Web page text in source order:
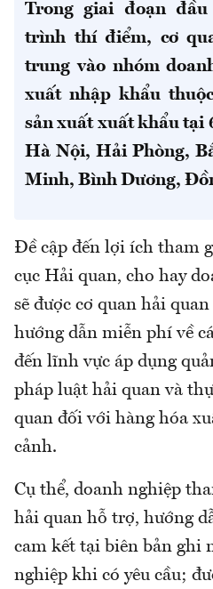
Trong giai đoạn
trình thí điểm, cơ
trung vào nhóm
xuất nhập khẩu
sản xuất xuất khẩu tại
Hà Nội, Hải Phòng,
Minh, Bình Dương,
Đề cập đến lợi ích tham
cục Hải quan, cho hay
sẽ được cơ quan hải
hướng dẫn miễn phí về
đến lĩnh vực áp dụng
pháp luật hải quan và
quan đối với hàng hóa
cảnh.
Cụ thể, doanh nghiệp
hải quan hỗ trợ, hướng
cam kết tại biên bản ghi
nghiệp khi có yêu cầu;